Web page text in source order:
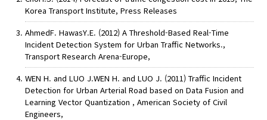
Korea Transport Institute, Press Releases
AhmedF. HawasY.E. (2012) A Threshold-Based Real-Time
Incident Detection System for Urban Traffic Networks.,
Transport Research Arena-Europe,
WEN H. and LUO J.WEN H. and LUO J. (2011) Traffic Incident
Detection for Urban Arterial Road based on Data Fusion and
Learning Vector Quantization , American Society of Civil
Engineers,